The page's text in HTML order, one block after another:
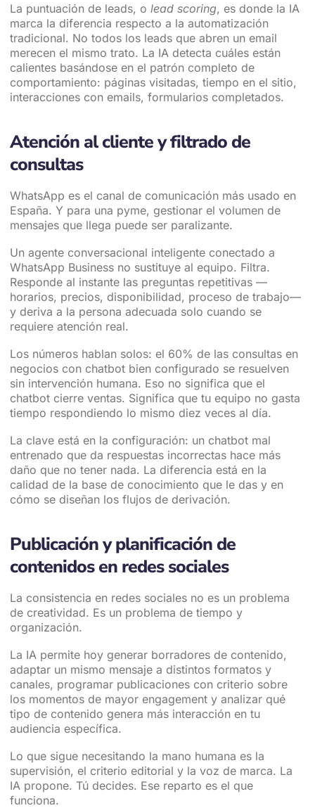
La puntuación de leads, o lead scoring, es donde la IA
marca la diferencia respecto a la automatización
tradicional. No todos los leads que abren un email
merecen el mismo trato. La IA detecta cuáles están
calientes basándose en el patrón completo de
comportamiento: páginas visitadas, tiempo en el sitio,
interacciones con emails, formularios completados.
Atención al cliente y filtrado de
consultas
WhatsApp es el canal de comunicación más usado en
España. Y para una pyme, gestionar el volumen de
mensajes que llega puede ser paralizante.
Un agente conversacional inteligente conectado a
WhatsApp Business no sustituye al equipo. Filtra.
Responde al instante las preguntas repetitivas —
horarios, precios, disponibilidad, proceso de trabajo—
y deriva a la persona adecuada solo cuando se
requiere atención real.
Los números hablan solos: el 60% de las consultas en
negocios con chatbot bien configurado se resuelven
sin intervención humana. Eso no significa que el
chatbot cierre ventas. Significa que tu equipo no gasta
tiempo respondiendo lo mismo diez veces al día.
La clave está en la configuración: un chatbot mal
entrenado que da respuestas incorrectas hace más
daño que no tener nada. La diferencia está en la
calidad de la base de conocimiento que le das y en
cómo se diseñan los flujos de derivación.
Publicación y planificación de
contenidos en redes sociales
La consistencia en redes sociales no es un problema
de creatividad. Es un problema de tiempo y
organización.
La IA permite hoy generar borradores de contenido,
adaptar un mismo mensaje a distintos formatos y
canales, programar publicaciones con criterio sobre
los momentos de mayor engagement y analizar qué
tipo de contenido genera más interacción en tu
audiencia específica.
Lo que sigue necesitando la mano humana es la
supervisión, el criterio editorial y la voz de marca. La
IA propone. Tú decides. Ese reparto es el que
funciona.